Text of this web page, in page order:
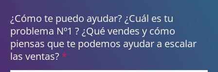
¿Cómo te puedo ayudar? ¿Cuál es tu
problema Nº1 ? ¿Qué vendes y cómo
piensas que te podemos ayudar a escalar
las ventas? *